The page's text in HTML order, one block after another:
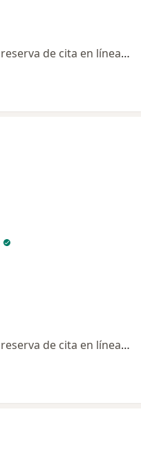
Este especialista no ofrece reserva de cita en línea en esta dirección.
Este especialista no ofrece reserva de cita en línea en esta dirección.